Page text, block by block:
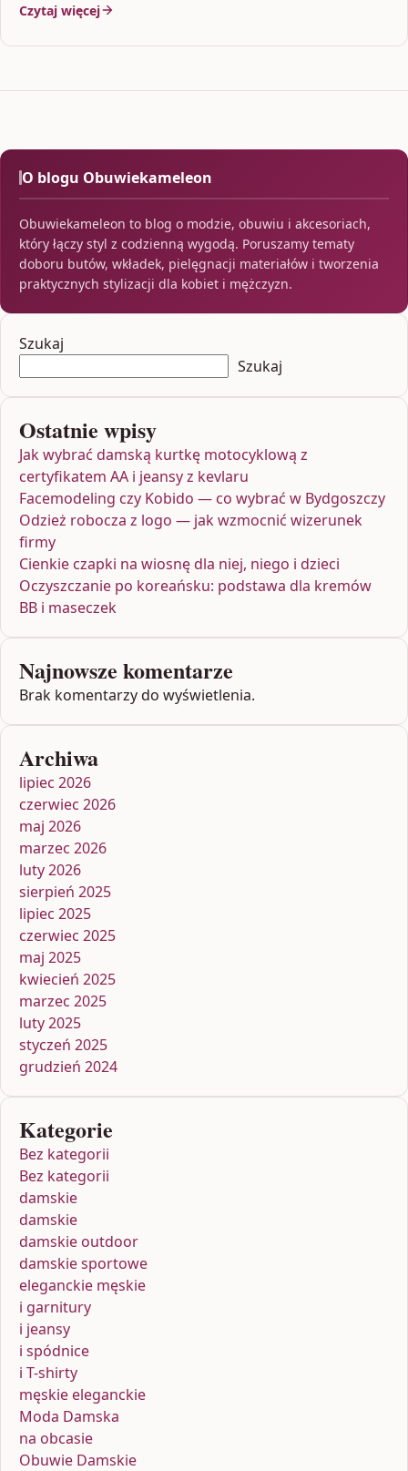
Czytaj więcej
O blogu Obuwiekameleon
Obuwiekameleon to blog o modzie, obuwiu i akcesoriach,
który łączy styl z codzienną wygodą. Poruszamy tematy
doboru butów, wkładek, pielęgnacji materiałów i tworzenia
praktycznych stylizacji dla kobiet i mężczyzn.
Szukaj
Szukaj
Ostatnie wpisy
Jak wybrać damską kurtkę motocyklową z
certyfikatem AA i jeansy z kevlaru
Facemodeling czy Kobido — co wybrać w Bydgoszczy
Odzież robocza z logo — jak wzmocnić wizerunek
firmy
Cienkie czapki na wiosnę dla niej, niego i dzieci
Oczyszczanie po koreańsku: podstawa dla kremów
BB i maseczek
Najnowsze komentarze
Brak komentarzy do wyświetlenia.
Archiwa
lipiec 2026
czerwiec 2026
maj 2026
marzec 2026
luty 2026
sierpień 2025
lipiec 2025
czerwiec 2025
maj 2025
kwiecień 2025
marzec 2025
luty 2025
styczeń 2025
grudzień 2024
Kategorie
Bez kategorii
Bez kategorii
damskie
damskie
damskie outdoor
damskie sportowe
eleganckie męskie
i garnitury
i jeansy
i spódnice
i T-shirty
męskie eleganckie
Moda Damska
na obcasie
Obuwie Damskie